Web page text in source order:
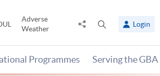
Adverse
Weather
Share
panel
Login
Programmes Serving the GBA